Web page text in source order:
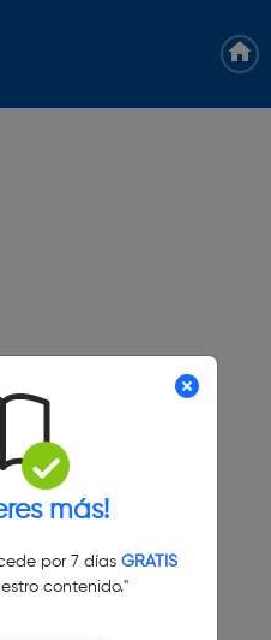
más!
por 7 días GRATIS
contenido."